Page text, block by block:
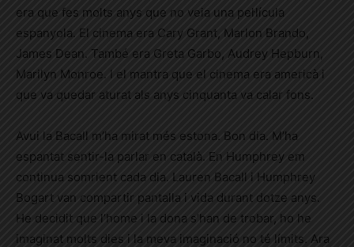
era que fes molts anys que no veia una pel·lícula
espanyola. El cinema era Cary Grant, Marlon Brando,
James Dean. També era Greta Garbo, Audrey Hepburn,
Marilyn Monroe. I el mantra que el cinema era americà i
que va quedar aturat als anys cinquanta va calar fons.
Avui la Bacall m’ha mirat més estona. Bon dia. M’ha
espantat sentir-la parlar en català. En Humphrey em
continua somrient cada dia. Lauren Bacall i Humphrey
Bogart van compartir pantalla i vida durant dotze anys.
He decidit que l’home i la dona s’han de trobar, ho he
imaginat molts dies i la meva imaginació no té límits. Ara